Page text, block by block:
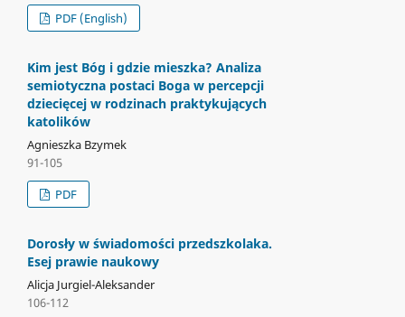
PDF (English)
Kim jest Bóg i gdzie mieszka? Analiza
semiotyczna postaci Boga w percepcji
dziecięcej w rodzinach praktykujących
katolików
Agnieszka Bzymek
91-105
PDF
Dorosły w świadomości przedszkolaka.
Esej prawie naukowy
Alicja Jurgiel-Aleksander
106-112